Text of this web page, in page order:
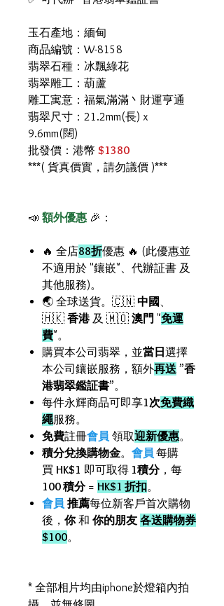
玉石產地：緬甸
商品編號：W-8158
翡翠石種：冰飄綠花
翡翠雕工：葫蘆
雕工寓意：福氣滿滿丶財運亨通
翡翠尺寸：21.2mm(長) x
9.6mm(闊)
批發價：港幣 $1380
***( 貨真價實，請勿議價 )***
📣 額外優惠 🎉：
🔥 全店88折優惠 🔥 (此優惠並
不適用於 "鑲嵌"、代辦証書 及
其他服務)。
🌏 全球送貨。🇨🇳 中國 、
🇭🇰 香港及 🇲🇴 澳門 "免運
費"。
購買本公司翡翠，並當日 選擇
本公司鑲嵌服務，額外再送 ”香
港翡翠鑑証書”。
每件永輝商品可即享1次免費織
繩服務。
免費註冊會員 領取迎新優惠。
積分兌換購物金。 會員 每購
買 HK$1 即可取得 1積分，每
100 積分= HK$1 折扣。
會員 推薦每位新客戶首次購物
後， 你和 你的朋友 各送購物券
$100。
* 全部相片均由iphone於燈箱內拍